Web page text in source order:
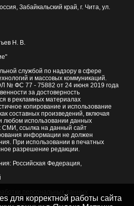
Забайкальский край, г. Чита, ул.
Н. В.
службой по надзору в сфере
и массовых коммуникаций.
№ ФС 77 - 75882 от 24 июня 2019 года
за достоверность
в рекламных материалах
копирование и использование
составных произведений, включая
любом использовании данных
СМИ, ссылка на данный сайт
информации не должен
При использовании в печатных
разрешение редакции.
Российская Федерация,
для корректной работы сайта